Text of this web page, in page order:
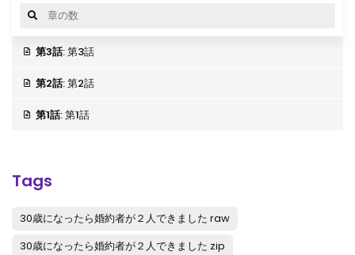
第3話: 第3話
第2話: 第2話
第1話: 第1話
Tags
30歳になったら婚約者が２人できました raw
30歳になったら婚約者が２人できました zip